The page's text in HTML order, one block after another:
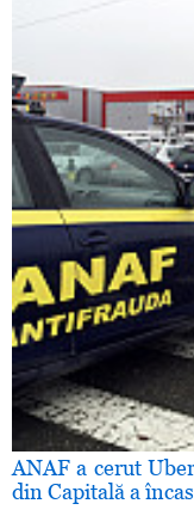
ANAF a cerut
din Capitală a